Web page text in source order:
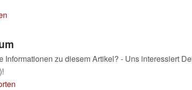
Informationen zu diesem Artikel? - Uns interessiert